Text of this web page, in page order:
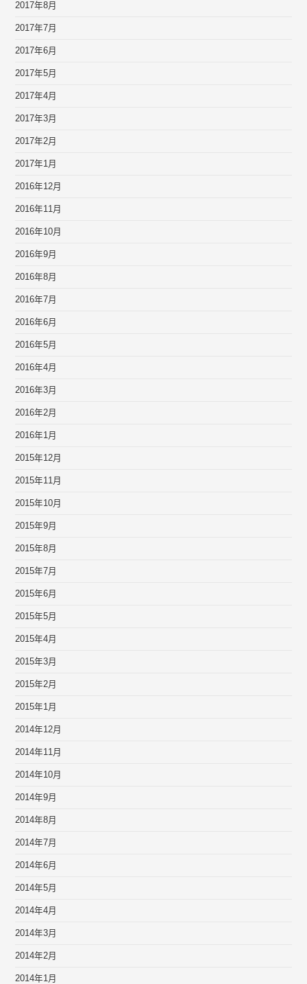
2017年8月
2017年7月
2017年6月
2017年5月
2017年4月
2017年3月
2017年2月
2017年1月
2016年12月
2016年11月
2016年10月
2016年9月
2016年8月
2016年7月
2016年6月
2016年5月
2016年4月
2016年3月
2016年2月
2016年1月
2015年12月
2015年11月
2015年10月
2015年9月
2015年8月
2015年7月
2015年6月
2015年5月
2015年4月
2015年3月
2015年2月
2015年1月
2014年12月
2014年11月
2014年10月
2014年9月
2014年8月
2014年7月
2014年6月
2014年5月
2014年4月
2014年3月
2014年2月
2014年1月